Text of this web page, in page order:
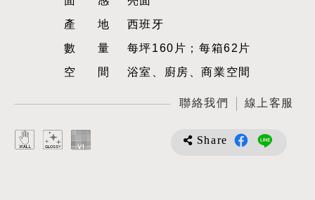
產地西班牙
數量每坪160片；每箱62片
空間浴室、廚房、商業空間
聯絡我們 線上客服
Share